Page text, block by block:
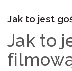
Jak to jest
Jak to